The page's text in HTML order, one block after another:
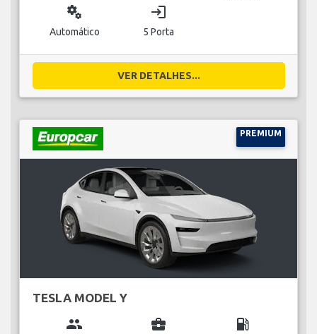
miscellaneous_services
Automático
login
5 Porta
VER DETALHES...
PREMIUM
TESLA MODEL Y
group business_center local_gas_station